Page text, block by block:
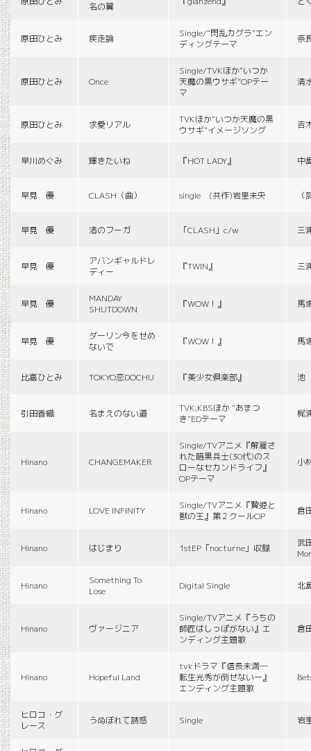
名の翼
原田ひとみ 疾走論
Single/“閃乱カグラ”エン
ディングテーマ
奈
原田ひとみ Once
Single/TVKほか“いつか
天魔の黒ウサギ”OPテー
マ
清
原田ひとみ 求愛リアル
TVKほか“いつか天魔の黒
ウサギ”イメージソング
吉
早川めぐみ 輝きたいね 『HOT LADY』 中
早見 優 CLASH（曲） single (共作)岩里未央
早見 優 渚のフーガ 「CLASH」c/w 三
早見 優
アバンギャルドレ
ディー
『TWIN』 三
早見 優
MANDAY
SHUTDOWN
『WOW！』 馬
早見 優
ダーリン今をせめ
ないで
『WOW！』 馬
比嘉ひとみ TOKYO恋DOCHU 『美少女倶楽部』 池
引田香織 名まえのない道
TVK,KBSほか “あまつ
き”EDテーマ
梶
Hinano CHANGEMAKER
Single/TVアニメ『解雇さ
れた暗黒兵士(30代)のス
ローなセカンドライフ』
OPテーマ
小
Hinano LOVE INFINITY
Single/TVアニメ『贄姫と
獣の王』第２クールOP
倉
Hinano はじまり 1stEP「nocturne」収録
武
Hinano
Something To
Lose
Digital Single 北
Hinano ヴァージニア
Single/TVアニメ『うちの
師匠はしっぽがない』エ
ンディング主題歌
倉
Hinano Hopeful Land
tvkドラマ『信長未満―
転生光秀が倒せないー』
エンディング主題歌
ヒロコ・グ
レース
うぬぼれて誘惑 Single 岩